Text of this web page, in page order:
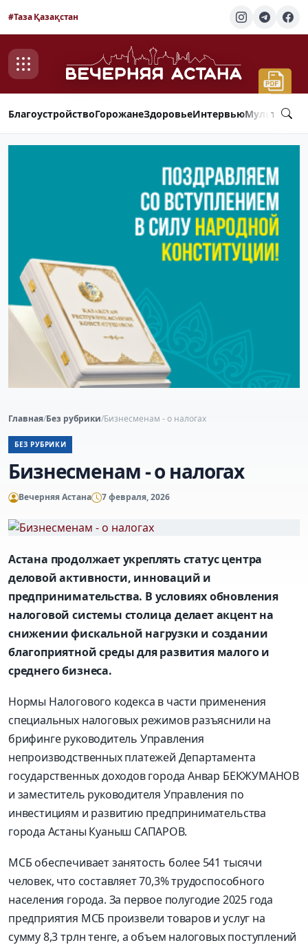
#Таза Қазақстан
БлагоустройствоГорожанеЗдоровьеИнтервью
Главная/Без рубрики/Бизнесменам - о налогах
БЕЗ РУБРИКИ
Бизнесменам - о налогах
Вечерняя Астана 7 февраля, 2026
Астана продолжает укреплять статус центра
деловой активности, инноваций и
предпринимательства. В условиях обновления
налоговой системы столица делает акцент на
снижении фискальной нагрузки и создании
благоприятной среды для развития малого и
среднего бизнеса.
Нормы Налогового кодекса в части применения
специальных налоговых режимов разъяснили на
брифинге руководитель Управления
непроизводственных платежей Департамента
государственных доходов города Анвар БЕКЖУМАНОВ
и заместитель руководителя Управления по
инвестициям и развитию предпринимательства
города Астаны Куаныш САПАРОВ.
МСБ обеспечивает занятость более 541 тысячи
человек, что составляет 70,3% трудоспособного
населения города. За первое полугодие 2025 года
предприятия МСБ произвели товаров и услуг на
сумму 8,3 трлн тенге, а объем налоговых поступлений